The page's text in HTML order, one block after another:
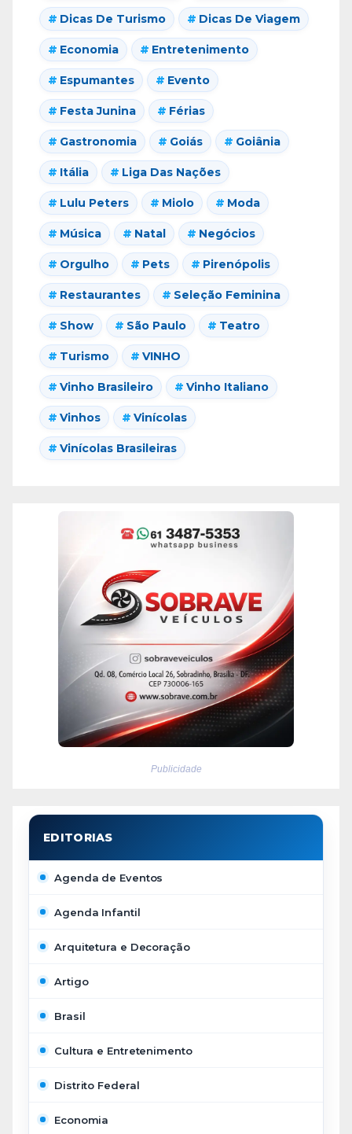
Dicas De Turismo Dicas De Viagem
Economia Entretenimento
Espumantes Evento
Festa Junina Férias
Gastronomia Goiás Goiânia
Itália Liga Das Nações
Lulu Peters Miolo Moda
Música Natal Negócios
Orgulho Pets Pirenópolis
Restaurantes Seleção Feminina
Show São Paulo Teatro
Turismo VINHO
Vinho Brasileiro Vinho Italiano
Vinhos Vinícolas
Vinícolas Brasileiras
Publicidade
Agenda de Eventos
Agenda Infantil
Arquitetura e Decoração
Artigo
Brasil
Cultura e Entretenimento
Distrito Federal
Economia